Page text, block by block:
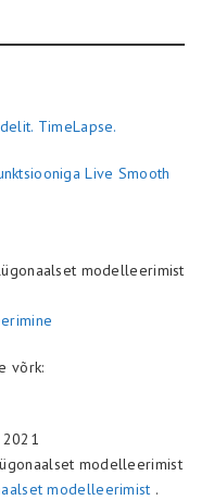
TimeLapse.
Live Smooth
modelleerimist
võrk:
modelleerimist
modelleerimist .